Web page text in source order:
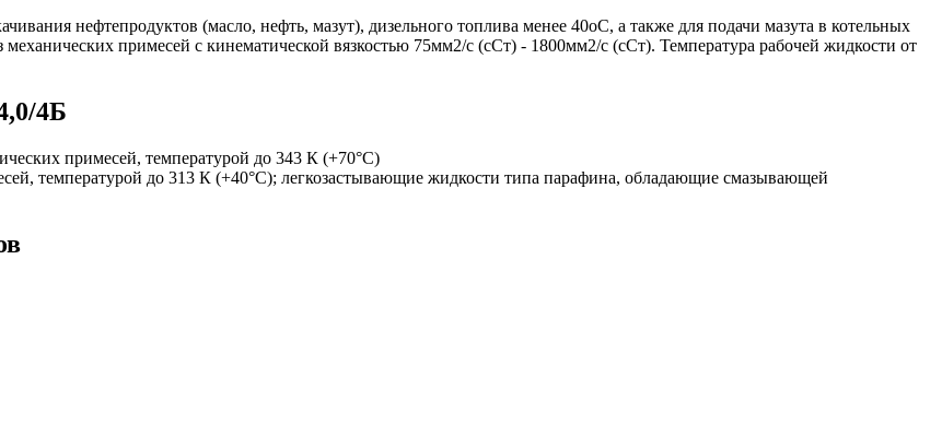
нефтепродуктов (масло, нефть, мазут), дизельного топлива менее 40oС, а также для подачи мазута в котельных
примесей с кинематической вязкостью 75мм2/с (сСт) - 1800мм2/с (сСт). Температура рабочей жидкости от
4Б
примесей, температурой до 343 К (+70°С)
температурой до 313 К (+40°С); легкозастывающие жидкости типа парафина, обладающие смазывающей